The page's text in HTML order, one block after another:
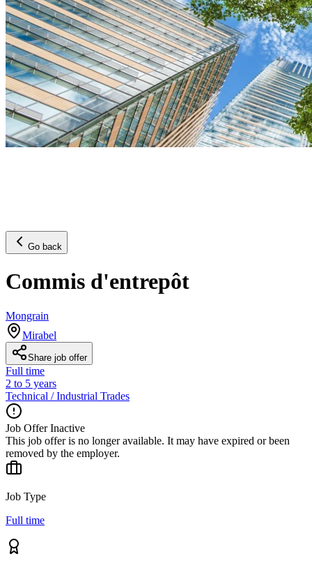
Go back
Commis d'entrepôt
Mongrain
Mirabel
Share job offer
Full time
2 to 5 years
Technical / Industrial Trades
Job Offer Inactive
This job offer is no longer available. It may have expired or been
removed by the employer.
Job Type
Full time